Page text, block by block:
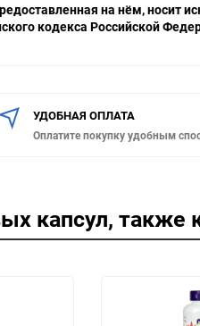
на нём, носит
кодекса Российской
УДОБНАЯ ОПЛАТА
Оплатите покупку удобным
капсул, также